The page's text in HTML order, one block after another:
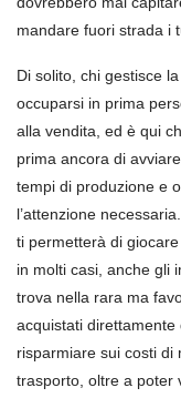
mandare fuori strada i
Di solito, chi gestisce
occuparsi in prima
alla vendita, ed è qui
prima ancora di
tempi di produzione e
l’attenzione
ti permetterà di
in molti casi, anche gli
trova nella rara ma
acquistati
risparmiare sui costi di
trasporto, oltre a poter